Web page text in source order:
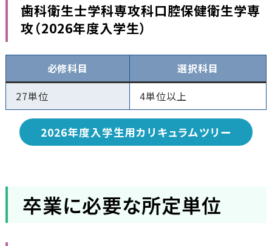
歯科衛生士学科専攻科口腔保健衛生学専
攻（2026年度入学生）
必修科目
選択科目
27単位
4単位以上
2026年度入学生用カリキュラムツリー
卒業に必要な所定単位